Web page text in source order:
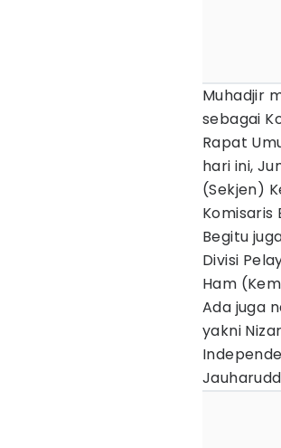
Muhadjir
sebagai
Rapat
hari ini,
(Sekjen)
Komisaris
Begitu
Divisi
Ham
Ada juga
yakni